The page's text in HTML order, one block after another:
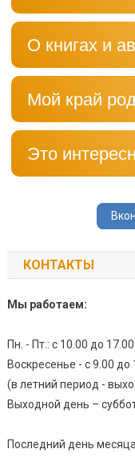
О книгах и
Мой край
Это
КОНТАКТЫ
Мы работаем:
Пн. - Пт.: с 10.00 до 17.00
Воскресенье - с 9.00 до
(в летний период -
Выходной день –
Последний день